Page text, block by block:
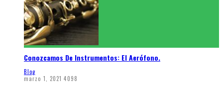
Conozcamos De Instrumentos: El Aerófono.
Blog
marzo 1, 2021 4098